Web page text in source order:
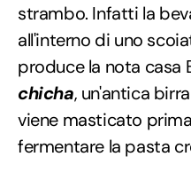
strambo. Infatti la
all'interno di uno
produce la nota casa
chicha, un'antica
viene masticato
fermentare la pasta